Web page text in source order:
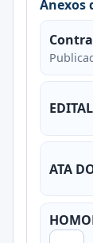
Anexos
ATA